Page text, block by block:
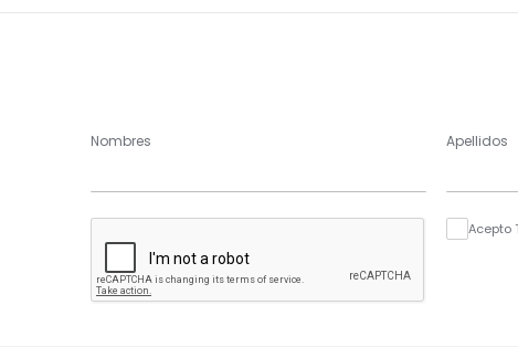
Nombres Apellidos
Acepto